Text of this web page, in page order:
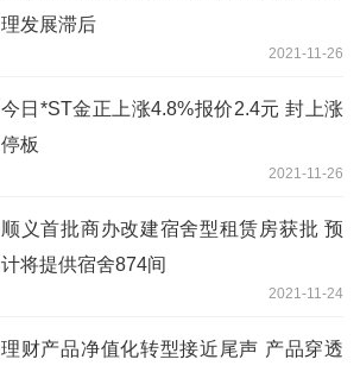
理发展滞后
2021-11-26
今日*ST金正上涨4.8%报价2.4元 封上涨
停板
2021-11-26
顺义首批商办改建宿舍型租赁房获批 预
计将提供宿舍874间
2021-11-24
理财产品净值化转型接近尾声 产品穿透